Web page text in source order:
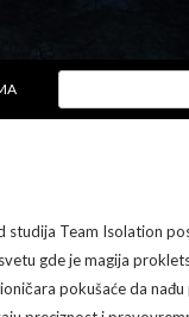
Team Isolation
gde je magija
pokušaće da